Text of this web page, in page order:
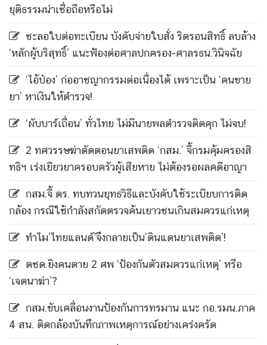
ยุติธรรมน่าเชื่อถือหรือไม่
ชะลอใบต่อทะเบียน บังคับจ่ายใบสั่ง ริดรอนสิทธิ์ ลบล้าง
‘หลักผู้บริสุทธิ์’ แนะฟ้องต่อศาลปกครอง-ศาลรธน.วินิจฉัย
‘ไอ้ป๋อง’ ก่ออาชญากรรมต่อเนื่องได้ เพราะเป็น ‘คนขาย
ยา’ หาเงินให้ตำรวจ!
‘ผับบาร์เถื่อน’ ทั่วไทย ไม่มีนายพลตำรวจติดคุก ไม่จบ!
2 ทศวรรษฆ่าตัดตอนยาเสพติด ‘กสม.’ จี้กรมคุ้มครองสิ
ทธิฯ เร่งเยียวยาครอบครัวผู้เสียหาย ไม่ต้องรอผลคดีอาญา
กสม.จี้ ตร. ทบทวนยุทธวิธีและบังคับใช้ระเบียบการติด
กล้อง กรณีใช้กำลังสกัดตรวจค้นเยาวชนเกินสมควรแก่เหตุ
ทำไม’ไทยแลนด์’จึงกลายเป็น’ดินแดนยาเสพติด’!
ตชด.ยิงคนตาย 2 ศพ ‘ป้องกันตัวสมควรแก่เหตุ’ หรือ
‘เจตนาฆ่า’?
กสม.ขับเคลื่อนงานป้องกันการทรมาน แนะ กอ.รมน.ภาค
4 สน. ติดกล้องบันทึกภาพเหตุการณ์อย่างเคร่งครัด